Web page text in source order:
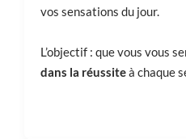
vos sensations du jour.
L’objectif : que vous vous
dans la réussiteà chaque